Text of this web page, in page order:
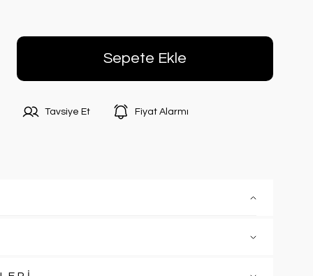
Sepete Ekle
Tavsiye Et Fiyat Alarmı